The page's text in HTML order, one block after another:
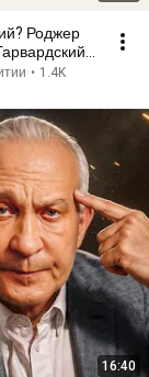
Роджер
• 1.4K
16:40